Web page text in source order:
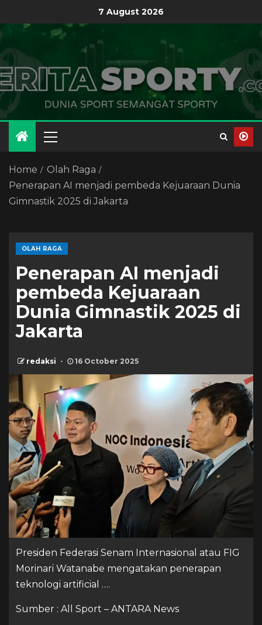
7 August 2026
Home
Olah Raga
Penerapan AI menjadi pembeda Kejuaraan Dunia
Gimnastik 2025 di Jakarta
OLAH RAGA
Penerapan AI menjadi
pembeda Kejuaraan
Dunia Gimnastik 2025 di
Jakarta
redaksi 16 October 2025
Presiden Federasi Senam Internasional atau FIG
Morinari Watanabe mengatakan penerapan
teknologi artificial ….
Sumber : All Sport – ANTARA News